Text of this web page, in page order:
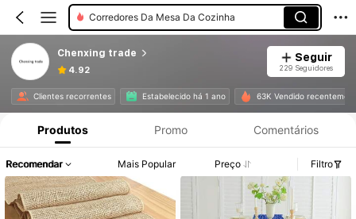
Corredores Da Mesa Da Cozinha
Chenxing trade
4.92
Seguir
229 Seguidores
Clientes recorrentes Estabelecido há 1 ano 63K Vendido
Produtos Promo Comentários
Recomendar Mais Popular Preço Filtro